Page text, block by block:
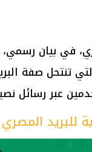
في بيان
التي تنتحل صفة
عبر رسائل
للبريد المصري